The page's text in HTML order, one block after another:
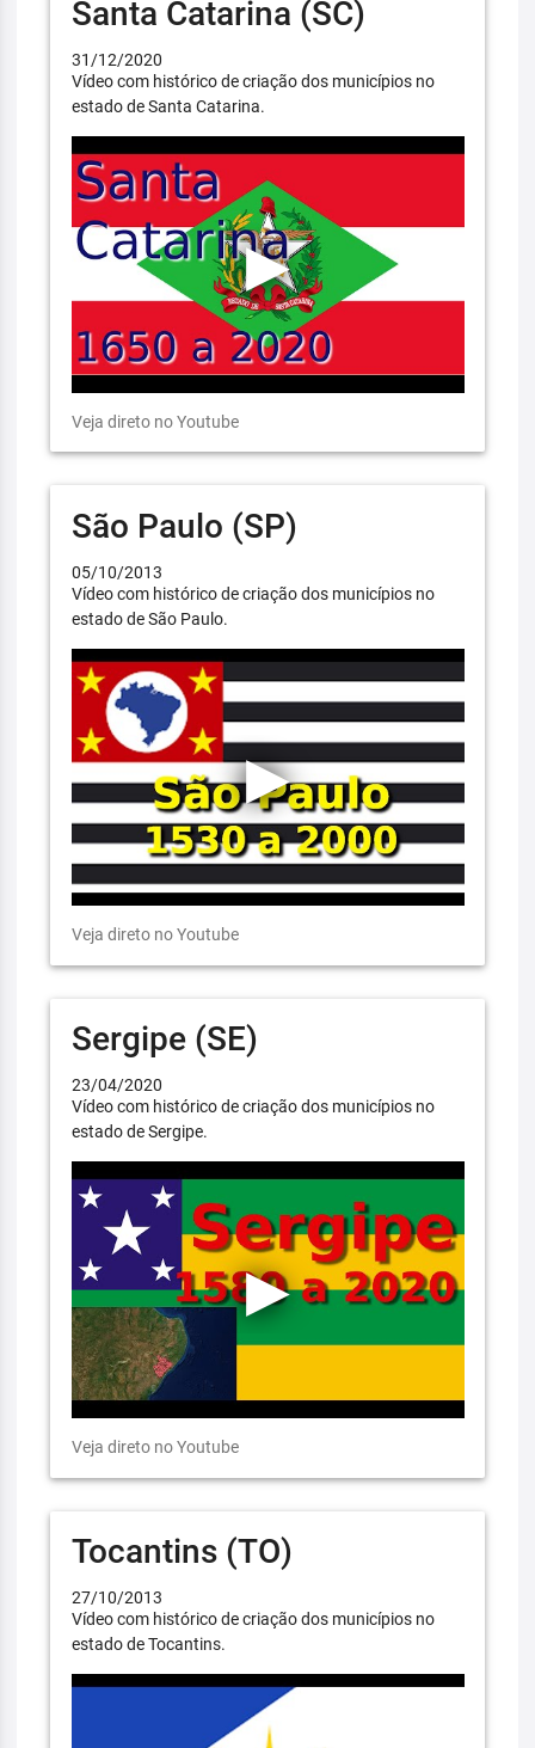
Santa Catarina (SC)
31/12/2020
Vídeo com histórico de criação dos municípios no
estado de Santa Catarina.
Veja direto no Youtube
São Paulo (SP)
05/10/2013
Vídeo com histórico de criação dos municípios no
estado de São Paulo.
Veja direto no Youtube
Sergipe (SE)
23/04/2020
Vídeo com histórico de criação dos municípios no
estado de Sergipe.
Veja direto no Youtube
Tocantins (TO)
27/10/2013
Vídeo com histórico de criação dos municípios no
estado de Tocantins.